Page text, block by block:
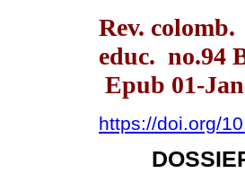
Rev. colomb.
educ. no.94
Epub 01-
https://doi.org/